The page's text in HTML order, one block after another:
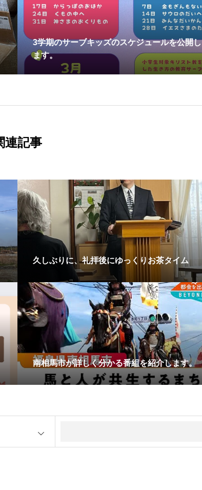
3学期のサーブキッズのスケジュールを公開し
ます。
連記事
久しぶりに、礼拝後にゆっくりお茶タイム
南相馬市が詳しく分かる番組を紹介します。